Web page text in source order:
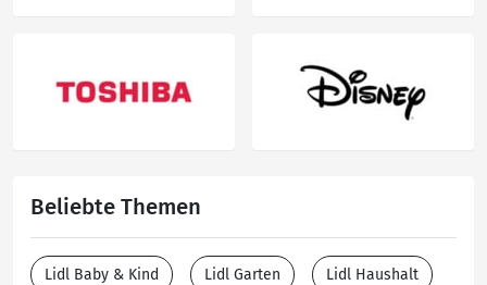
Beliebte Themen
Lidl Baby & Kind Lidl Garten Lidl Haushalt